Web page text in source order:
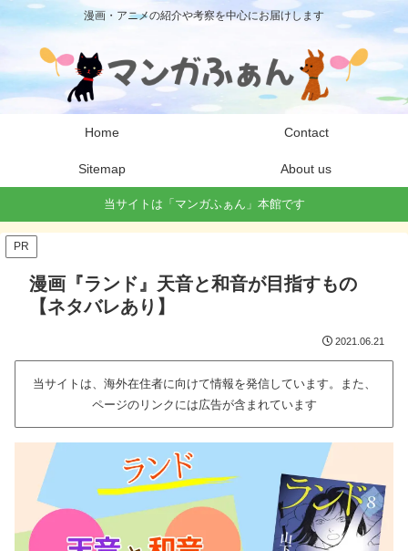
漫画・アニメの紹介や考察を中心にお届けします
Home Contact
Sitemap About us
当サイトは「マンガふぁん」本館です
PR
漫画『ランド』天音と和音が目指すもの
【ネタバレあり】
2021.06.21
当サイトは、海外在住者に向けて情報を発信しています。また、
ページのリンクには広告が含まれています